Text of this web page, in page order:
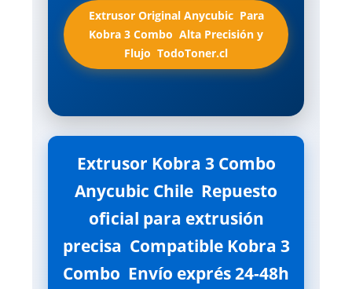
Extrusor Original Anycubic  Para
Kobra 3 Combo  Alta Precisión y
Flujo  TodoToner.cl
Extrusor Kobra 3 Combo
Anycubic Chile  Repuesto
oficial para extrusión
precisa  Compatible Kobra 3
Combo  Envío exprés 24-48h